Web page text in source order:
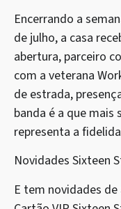
Encerrando a
de julho, a casa
abertura, parceiro
com a veterana
de estrada,
banda é a que mais
representa a
Novidades Sixteen
E tem novidades